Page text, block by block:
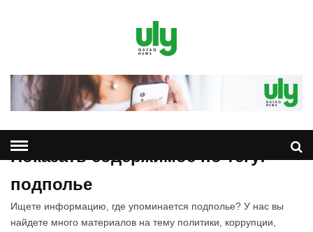
Показать содержимое по тегу:
подполье
Ищете информацию, где упоминается подполье? У нас вы
найдете много материалов на тему политики, коррупции,